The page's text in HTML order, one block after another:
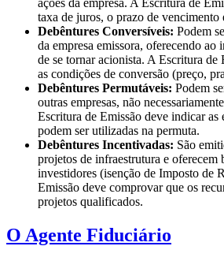
ações da empresa. A Escritura de
taxa de juros, o prazo de vencimento
Debêntures Conversíveis: Podem
da empresa emissora, oferecendo ao
de se tornar acionista. A Escritura de
as condições de conversão (preço,
Debêntures Permutáveis: Podem
outras empresas, não
Escritura de Emissão deve indicar as
podem ser utilizadas na permuta.
Debêntures Incentivadas: São
projetos de infraestrutura e oferecem
investidores (isenção de Imposto de
Emissão deve comprovar que os
projetos qualificados.
O Agente Fiduciário